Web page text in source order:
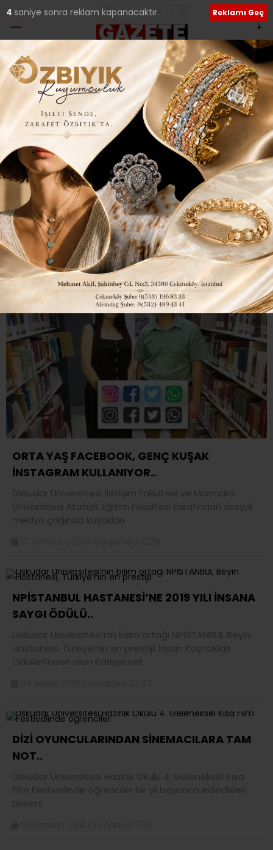
Etiket:Üsküdar Üniversitesi
İLK 5’TE YER ALAN ÜSKÜDAR ÜNİVERSİTE’Sİ
AR-GE’DE İDDİALI..
Üsküdar Üniversitesi, yumuşak güç olarak nitelendirdiği
AR-GE alanındaki başarılı çalışmaları ile Yükseköğretim
Kurulu (YÖK) tarafından
01 Ağustos 2020 Cumartesi 22:48
ORTA YAŞ FACEBOOK, GENÇ KUŞAK
İNSTAGRAM KULLANIYOR..
Üsküdar Üniversitesi İletişim Fakültesi ve Marmara
Üniversitesi Atatürk Eğitim Fakültesi tarafından sosyal
medya çağında kuşakları
NPİSTANBUL HASTANESİ’NE 2019 YILI İNSANA
SAYGI ÖDÜLÜ..
Üsküdar Üniversitesi’nin bilim ortağı NPİSTANBUL Beyin
Hastanesi, Türkiye’nin en prestijli İnsan Kaynakları
Ödülleri’nden olan Kariyer.net
DİZİ OYUNCULARINDAN SİNEMACILARA TAM
NOT..
Üsküdar Üniversitesi Hazırlık Okulu 4. Geleneksel Kısa
Film Festivalinde öğrenciler bir yıl boyunca edindikleri
birikimi
4 saniye sonra reklam kapanacaktır. Reklamı Geç